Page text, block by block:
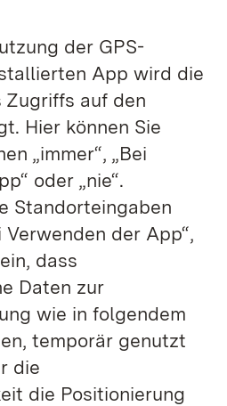
der GPS-
App wird die
auf den
Hier können Sie
„immer“, „Bei
oder „nie“.
Standorteingaben
Verwenden der App“,
dass
Daten zur
wie in folgendem
temporär genutzt
die
die Positionierung